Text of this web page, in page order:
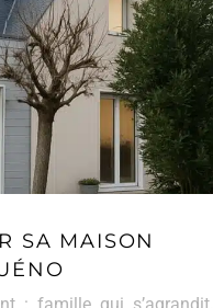
SA MAISON